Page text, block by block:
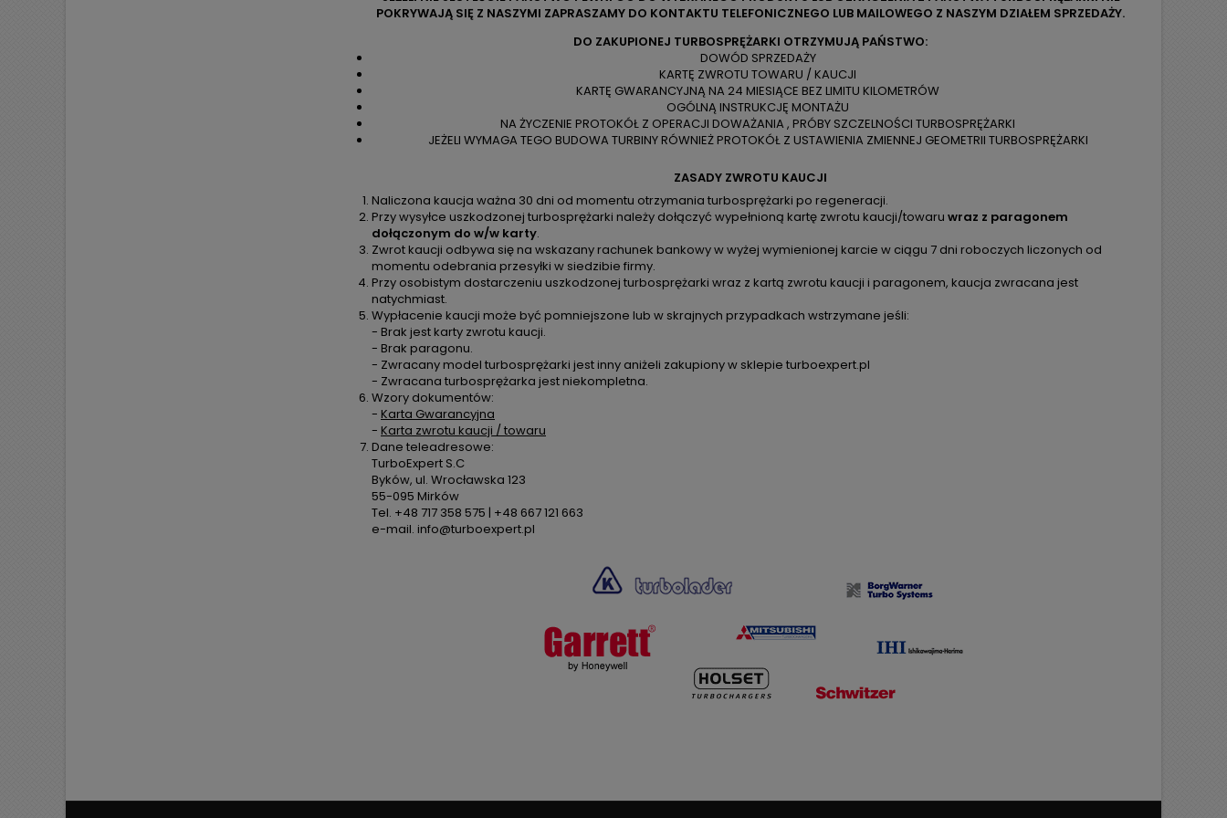
POKRYWAJĄ SIĘ Z NASZYMI ZAPRASZAMY DO KONTAKTU TELEFONICZNEGO LUB MAILOWEGO Z NASZYM DZIAŁEM SPRZEDAŻY.
DO ZAKUPIONEJ TURBOSPRĘŻARKI OTRZYMUJĄ PAŃSTWO:
DOWÓD SPRZEDAŻY
KARTĘ ZWROTU TOWARU / KAUCJI
KARTĘ GWARANCYJNĄ NA 24 MIESIĄCE BEZ LIMITU KILOMETRÓW
OGÓLNĄ INSTRUKCJĘ MONTAŻU
NA ŻYCZENIE PROTOKÓŁ Z OPERACJI DOWAŻANIA , PRÓBY SZCZELNOŚCI TURBOSPRĘŻARKI
JEŻELI WYMAGA TEGO BUDOWA TURBINY RÓWNIEŻ PROTOKÓŁ Z USTAWIENIA ZMIENNEJ GEOMETRII TURBOSPRĘŻARKI
ZASADY ZWROTU KAUCJI
Naliczona kaucja ważna 30 dni od momentu otrzymania turbosprężarki po regeneracji.
Przy wysyłce uszkodzonej turbosprężarki należy dołączyć wypełnioną kartę zwrotu kaucji/towaru wraz z paragonem
dołączonym do w/w karty.
Zwrot kaucji odbywa się na wskazany rachunek bankowy w wyżej wymienionej karcie w ciągu 7 dni roboczych liczonych od
momentu odebrania przesyłki w siedzibie firmy.
Przy osobistym dostarczeniu uszkodzonej turbosprężarki wraz z kartą zwrotu kaucji i paragonem, kaucja zwracana jest
natychmiast.
Wypłacenie kaucji może być pomniejszone lub w skrajnych przypadkach wstrzymane jeśli:
- Brak jest karty zwrotu kaucji.
- Brak paragonu.
- Zwracany model turbosprężarki jest inny aniżeli zakupiony w sklepie turboexpert.pl
- Zwracana turbosprężarka jest niekompletna.
Wzory dokumentów:
- Karta Gwarancyjna
- Karta zwrotu kaucji / towaru
Dane teleadresowe:
TurboExpert S.C
Byków, ul. Wrocławska 123
55-095 Mirków
Tel. +48 717 358 575 | +48 667 121 663
e-mail. info@turboexpert.pl